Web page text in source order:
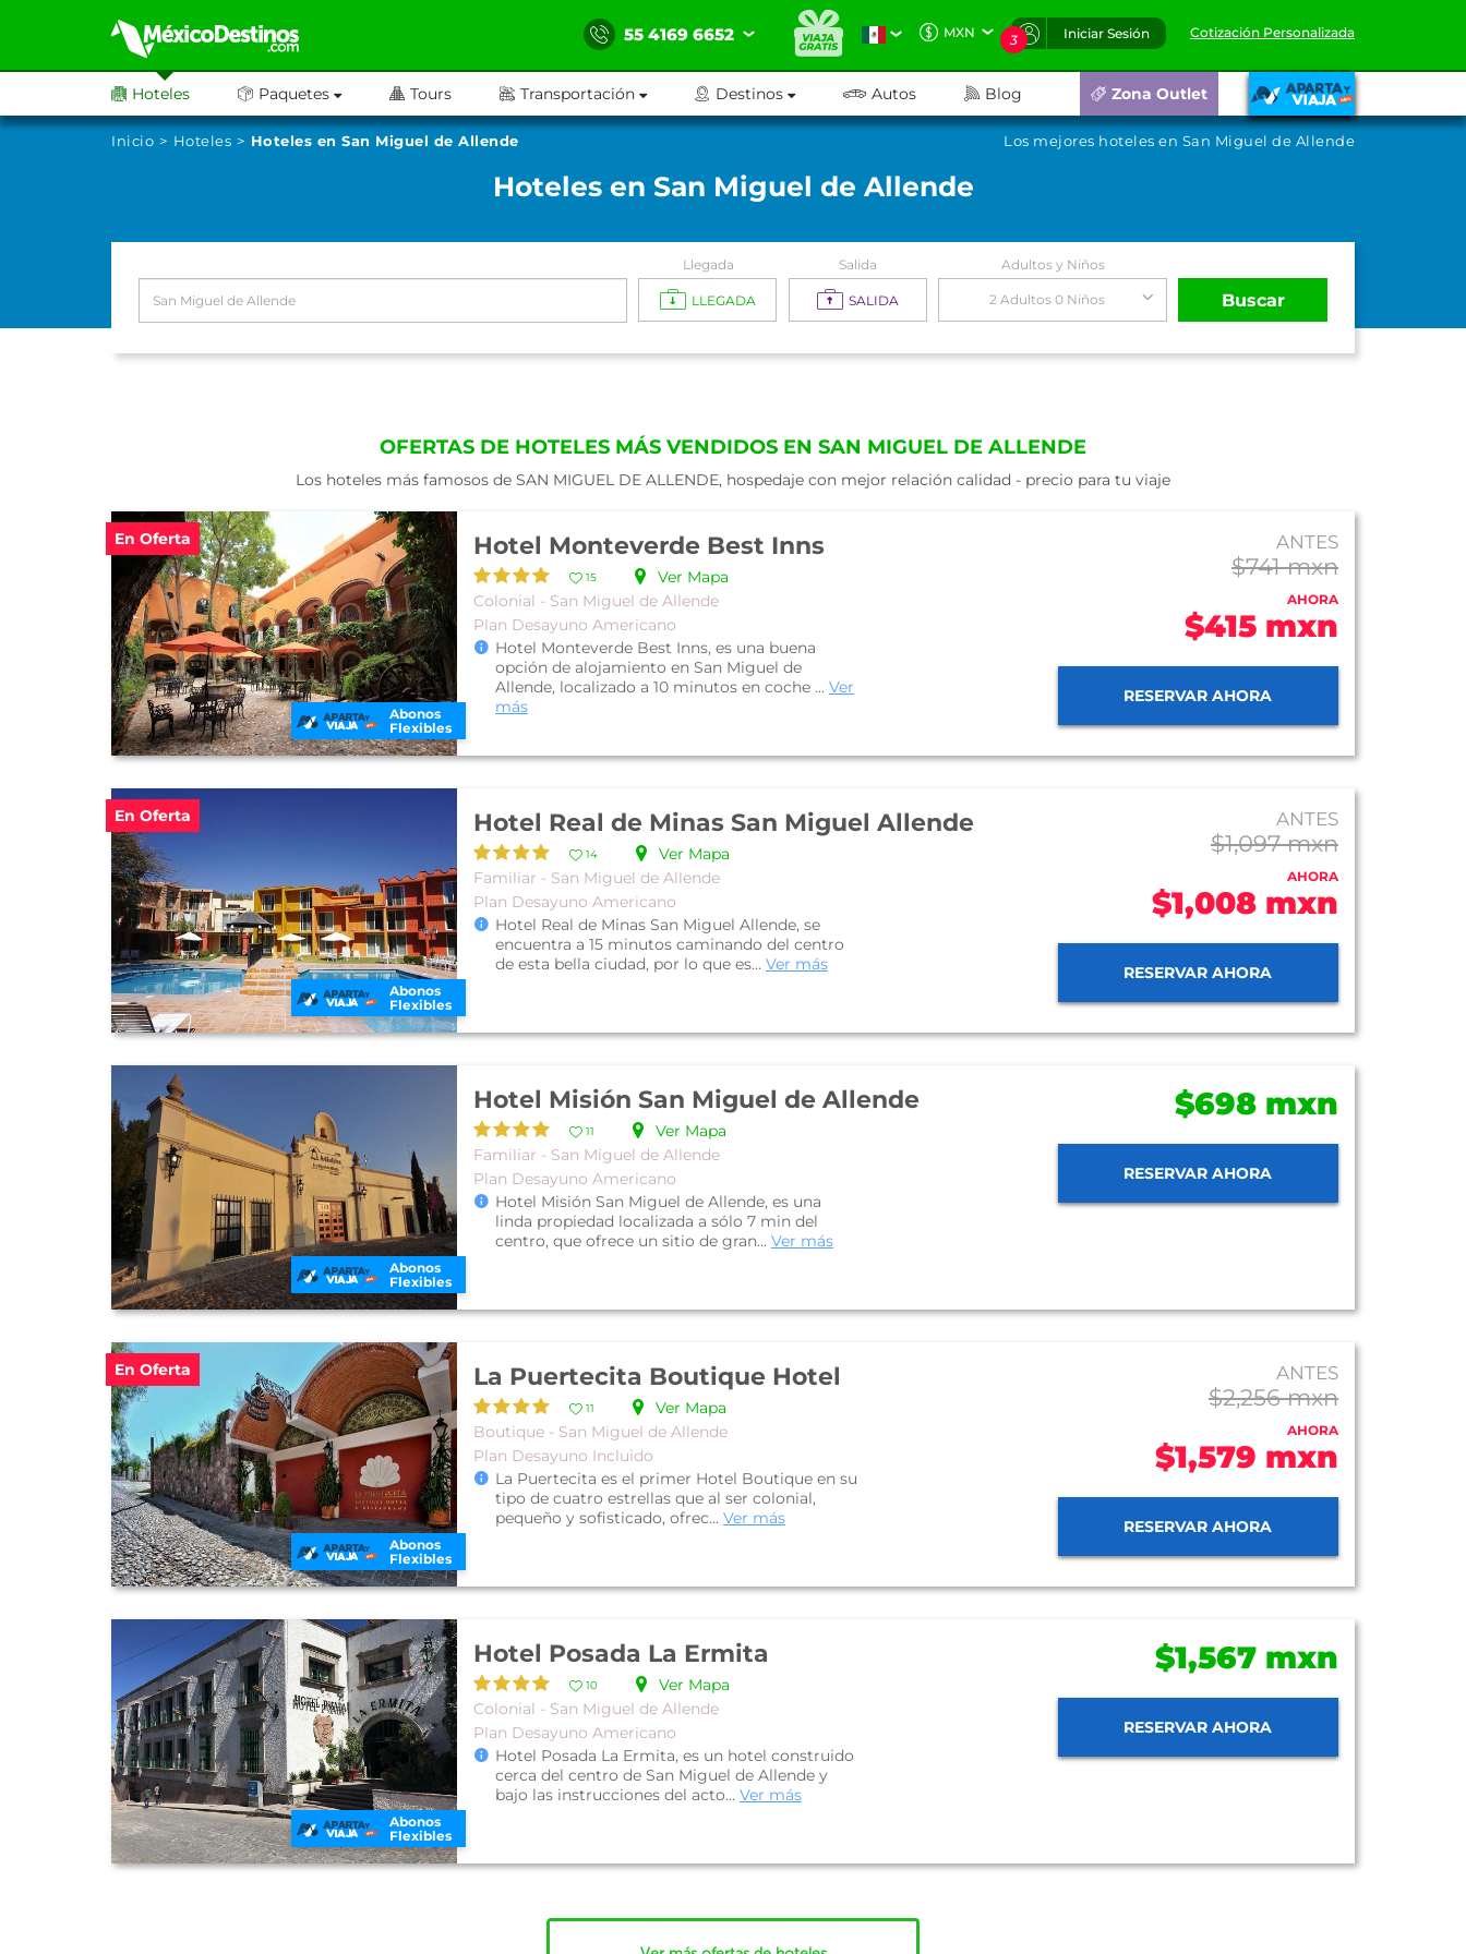
55 4169 6652 MXN 3 Iniciar Sesión Cotización Personalizada
Hoteles Paquetes Tours Transportación Destinos Autos Blog Zona Outlet
Inicio Hoteles Hoteles en San Miguel de Allende Los mejores hoteles en San Miguel de Allende
Hoteles en San Miguel de Allende
Llegada
LLEGADA
Salida
SALIDA
Adultos y Niños
2 Adultos 0 Niños Buscar
OFERTAS DE HOTELES MÁS VENDIDOS EN SAN MIGUEL DE ALLENDE
Los hoteles más famosos de SAN MIGUEL DE ALLENDE, hospedaje con mejor relación calidad - precio para tu viaje
En Oferta
Abonos
Flexibles
Hotel Monteverde Best Inns
15
Ver Mapa
Colonial - San Miguel de Allende
Plan Desayuno Americano
Hotel Monteverde Best Inns, es una buena
opción de alojamiento en San Miguel de
Allende, localizado a 10 minutos en coche ... Ver
más
ANTES
$741 mxn
AHORA
$415 mxn
RESERVAR AHORA
En Oferta
Abonos
Flexibles
Hotel Real de Minas San Miguel Allende
14
Ver Mapa
Familiar - San Miguel de Allende
Plan Desayuno Americano
Hotel Real de Minas San Miguel Allende, se
encuentra a 15 minutos caminando del centro
de esta bella ciudad, por lo que es... Ver más
ANTES
$1,097 mxn
AHORA
$1,008 mxn
RESERVAR AHORA
Abonos
Flexibles
Hotel Misión San Miguel de Allende
11
Ver Mapa
Familiar - San Miguel de Allende
Plan Desayuno Americano
Hotel Misión San Miguel de Allende, es una
linda propiedad localizada a sólo 7 min del
centro, que ofrece un sitio de gran... Ver más
$698 mxn
RESERVAR AHORA
En Oferta
Abonos
Flexibles
La Puertecita Boutique Hotel
11
Ver Mapa
Boutique - San Miguel de Allende
Plan Desayuno Incluido
La Puertecita es el primer Hotel Boutique en su
tipo de cuatro estrellas que al ser colonial,
pequeño y sofisticado, ofrec... Ver más
ANTES
$2,256 mxn
AHORA
$1,579 mxn
RESERVAR AHORA
Abonos
Flexibles
Hotel Posada La Ermita
10
Ver Mapa
Colonial - San Miguel de Allende
Plan Desayuno Americano
Hotel Posada La Ermita, es un hotel construido
cerca del centro de San Miguel de Allende y
bajo las instrucciones del acto... Ver más
$1,567 mxn
RESERVAR AHORA